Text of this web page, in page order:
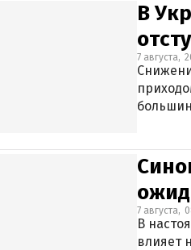
В
7 августа,
7 августа,
В
влияет